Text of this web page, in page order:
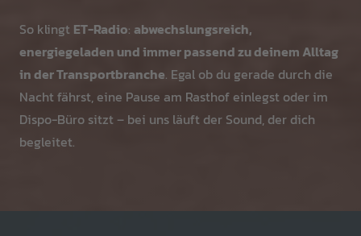
So klingt ET-Radio: abwechslungsreich,
energiegeladen und immer passend zu deinem Alltag
in der Transportbranche. Egal ob du gerade durch die
Nacht fährst, eine Pause am Rasthof einlegst oder im
Dispo-Büro sitzt – bei uns läuft der Sound, der dich
begleitet.